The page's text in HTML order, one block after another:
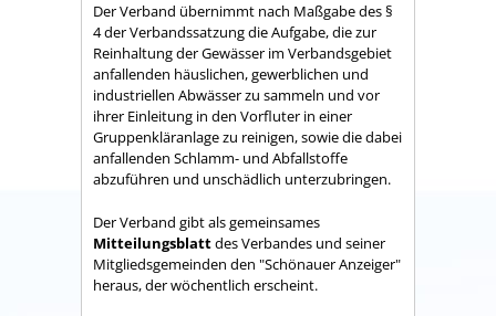
Der Verband übernimmt nach Maßgabe des §
4 der Verbandssatzung die Aufgabe, die zur
Reinhaltung der Gewässer im Verbandsgebiet
anfallenden häuslichen, gewerblichen und
industriellen Abwässer zu sammeln und vor
ihrer Einleitung in den Vorfluter in einer
Gruppenkläranlage zu reinigen, sowie die dabei
anfallenden Schlamm- und Abfallstoffe
abzuführen und unschädlich unterzubringen.
Der Verband gibt als gemeinsames
Mitteilungsblattdes Verbandes und seiner
Mitgliedsgemeinden den "Schönauer Anzeiger"
heraus, der wöchentlich erscheint.